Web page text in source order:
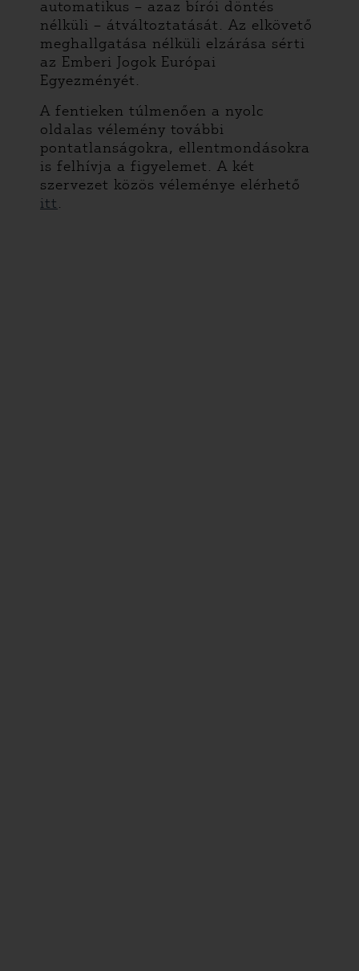
automatikus – azaz bírói döntés
nélküli – átváltoztatását. Az elkövető
meghallgatása nélküli elzárása sérti
az Emberi Jogok Európai
Egyezményét.
A fentieken túlmenően a nyolc
oldalas vélemény további
pontatlanságokra, ellentmondásokra
is felhívja a figyelemet. A két
szervezet közös véleménye elérhető
itt.